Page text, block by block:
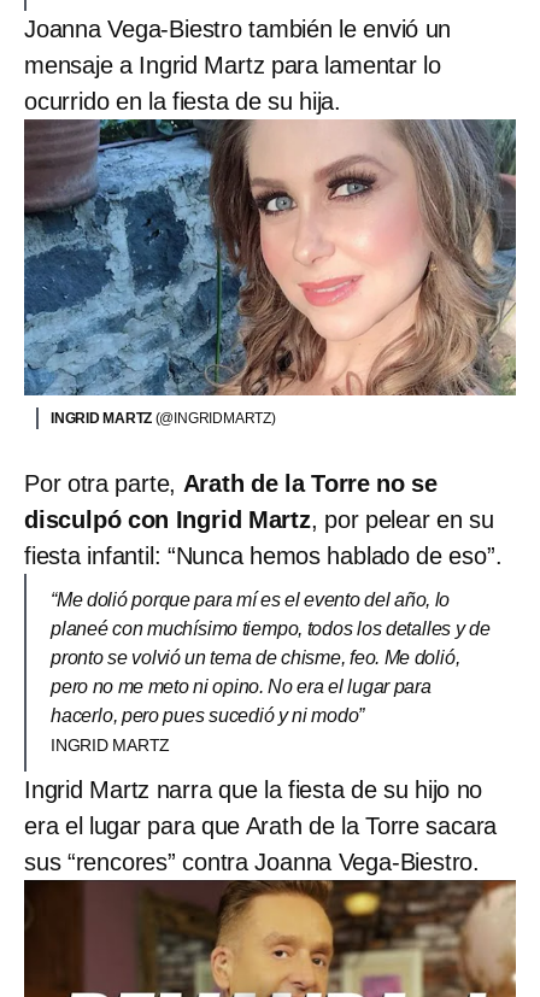
Joanna Vega-Biestro también le envió un
mensaje a Ingrid Martz para lamentar lo
ocurrido en la fiesta de su hija.
INGRID MARTZ (@INGRIDMARTZ)
Por otra parte, Arath de la Torre no se
disculpó con Ingrid Martz, por pelear en su
fiesta infantil: “Nunca hemos hablado de eso”.
“Me dolió porque para mí es el evento del año, lo
planeé con muchísimo tiempo, todos los detalles y de
pronto se volvió un tema de chisme, feo. Me dolió,
pero no me meto ni opino. No era el lugar para
hacerlo, pero pues sucedió y ni modo”
INGRID MARTZ
Ingrid Martz narra que la fiesta de su hijo no
era el lugar para que Arath de la Torre sacara
sus “rencores” contra Joanna Vega-Biestro.